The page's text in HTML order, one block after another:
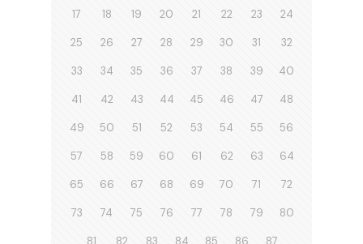
17 18 19 20 21 22 23 24
25 26 27 28 29 30 31 32
33 34 35 36 37 38 39 40
41 42 43 44 45 46 47 48
49 50 51 52 53 54 55 56
57 58 59 60 61 62 63 64
65 66 67 68 69 70 71 72
73 74 75 76 77 78 79 80
81 82 83 84 85 86 87